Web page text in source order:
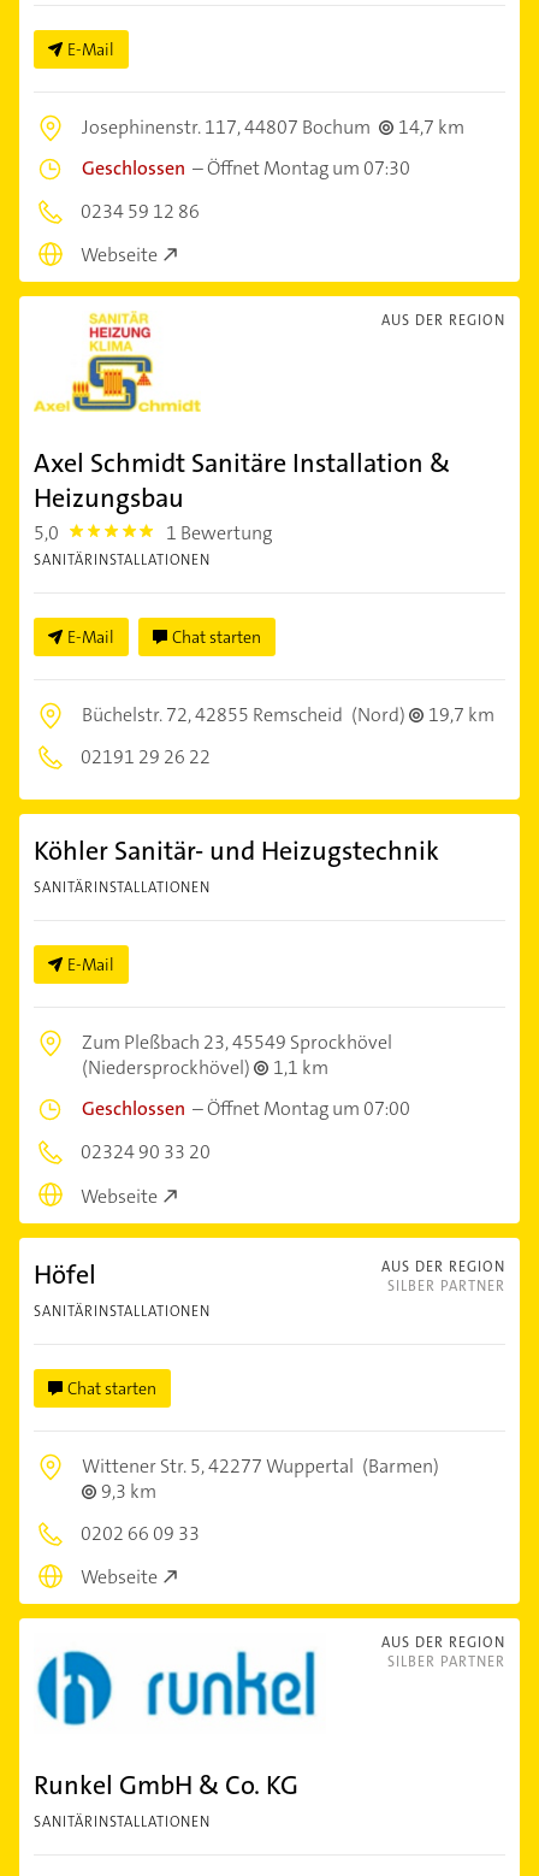
E-Mail
Josephinenstr. 117,44807 Bochum
14,7 km
Geschlossen –Öffnet Montag um 07:30
0234 59 12 86
Webseite
AUS DER REGION
Axel Schmidt Sanitäre Installation &
Heizungsbau
5,0 5.0 1 Bewertung
SANITÄRINSTALLATIONEN
E-Mail Chat starten
Büchelstr. 72,42855 Remscheid (Nord)
19,7 km
02191 29 26 22
Köhler Sanitär- und Heizugstechnik
SANITÄRINSTALLATIONEN
E-Mail
Zum Pleßbach 23,45549 Sprockhövel
(Niedersprockhövel)
1,1 km
Geschlossen –Öffnet Montag um 07:00
02324 90 33 20
Webseite
AUS DER REGION
SILBER PARTNER
Höfel
SANITÄRINSTALLATIONEN
Chat starten
Wittener Str. 5,42277 Wuppertal (Barmen)
9,3 km
0202 66 09 33
Webseite
AUS DER REGION
SILBER PARTNER
Runkel GmbH & Co. KG
SANITÄRINSTALLATIONEN